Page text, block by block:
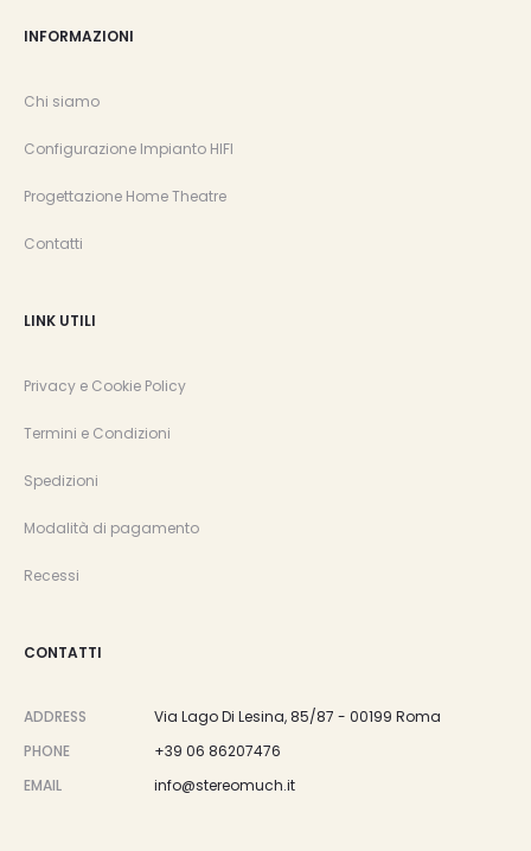
INFORMAZIONI
Chi siamo
Configurazione Impianto HIFI
Progettazione Home Theatre
Contatti
LINK UTILI
Privacy e Cookie Policy
Termini e Condizioni
Spedizioni
Modalità di pagamento
Recessi
CONTATTI
ADDRESS
Via Lago Di Lesina, 85/87 - 00199 Roma
PHONE
+39 06 86207476
EMAIL
info@stereomuch.it